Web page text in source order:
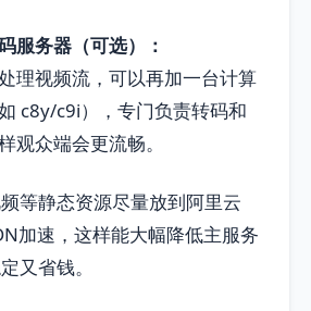
服务器（可选）：
理视频流，可以再加一台计算
c8y/c9i），专门负责转码和
观众端会更流畅。
等静态资源尽量放到阿里云
加速，这样能大幅降低主服务
又省钱。